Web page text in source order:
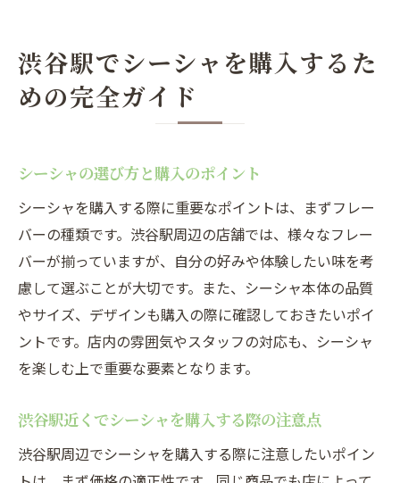
渋谷駅でシーシャを購入するた
めの完全ガイド
シーシャの選び方と購入のポイント
シーシャを購入する際に重要なポイントは、まずフレー
バーの種類です。渋谷駅周辺の店舗では、様々なフレー
バーが揃っていますが、自分の好みや体験したい味を考
慮して選ぶことが大切です。また、シーシャ本体の品質
やサイズ、デザインも購入の際に確認しておきたいポイ
ントです。店内の雰囲気やスタッフの対応も、シーシャ
を楽しむ上で重要な要素となります。
渋谷駅近くでシーシャを購入する際の注意点
渋谷駅周辺でシーシャを購入する際に注意したいポイン